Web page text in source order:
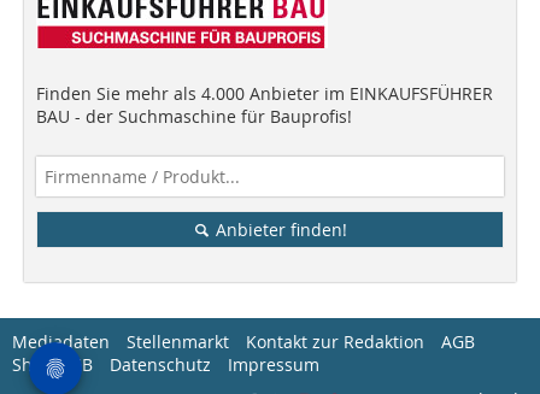
Finden Sie mehr als 4.000 Anbieter im EINKAUFSFÜHRER
BAU - der Suchmaschine für Bauprofis!
Anbieter finden!
Mediadaten Stellenmarkt Kontakt zur Redaktion
AGB
Shop-AGB
Datenschutz
Impressum